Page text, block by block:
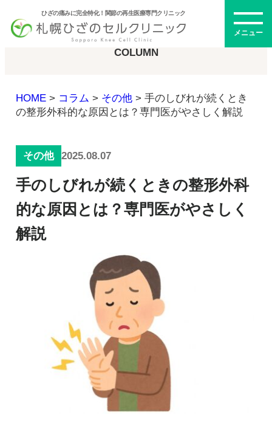
ひざの痛みに完全特化！関節の再生医療専門クリニック
メニュー
初めての方へ
メニュー・料金
ひざの再生医療とは
幹細胞治療
幹細胞培養上清液
慢性疼痛
再生医療とは
ドクター紹介
症例
よくある質問
クリニック紹介
コラム
COLUMN
HOME> コラム > その他> 手のしびれが続くとき
の整形外科的な原因とは？専門医がやさしく解説
その他 2025.08.07
手のしびれが続くときの整形外科
的な原因とは？専門医がやさしく
解説